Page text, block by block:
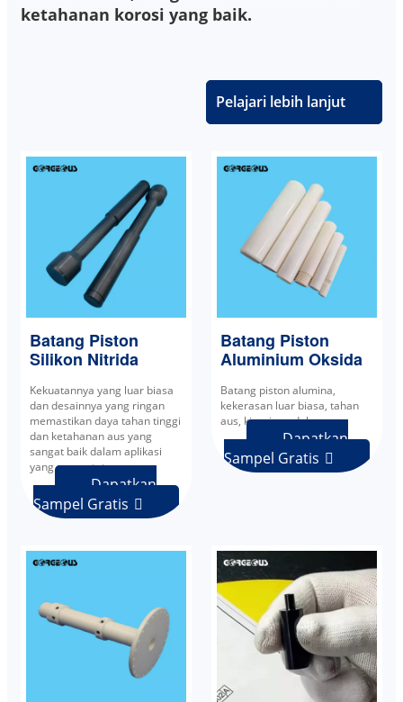
ketahanan korosi yang baik.
Pelajari lebih lanjut
Batang Piston
Silikon Nitrida
Kekuatannya yang luar biasa
dan desainnya yang ringan
memastikan daya tahan tinggi
dan ketahanan aus yang
sangat baik dalam aplikasi
yang menuntut.
Dapatkan
Sampel Gratis 
Batang Piston
Aluminium Oksida
Batang piston alumina,
kekerasan luar biasa, tahan
aus, kinerja andal.
Dapatkan
Sampel Gratis 